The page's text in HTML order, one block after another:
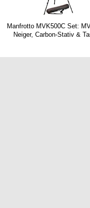
Manfrotto MVK500C Set:
Neiger, Carbon-Stativ &